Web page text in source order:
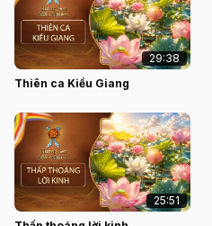
29:38
Thiên ca Kiều Giang
25:51